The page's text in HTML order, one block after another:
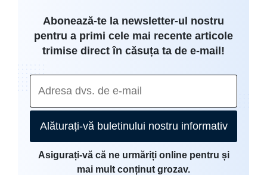
Abonează-te la newsletter-ul nostru
pentru a primi cele mai recente articole
trimise direct în căsuța ta de e-mail!
Alăturați-vă buletinului nostru informativ
Asigurați-vă că ne urmăriți online pentru și
mai mult conținut grozav.